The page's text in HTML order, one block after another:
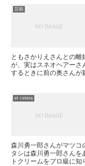
芸能
ともさかりえさんとの
が、実はスネオヘアーさ
するときに前の奥さんが
et cetera
森川勇一郎さんがマツコ
タシは森川勇一郎さんを
トクリームをプロ級に